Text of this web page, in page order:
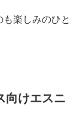
楽しみのひと
向けエスニ